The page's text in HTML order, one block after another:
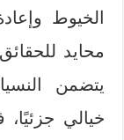
الخيوط
محايد
يتضمن
خيالي جزئيًا،